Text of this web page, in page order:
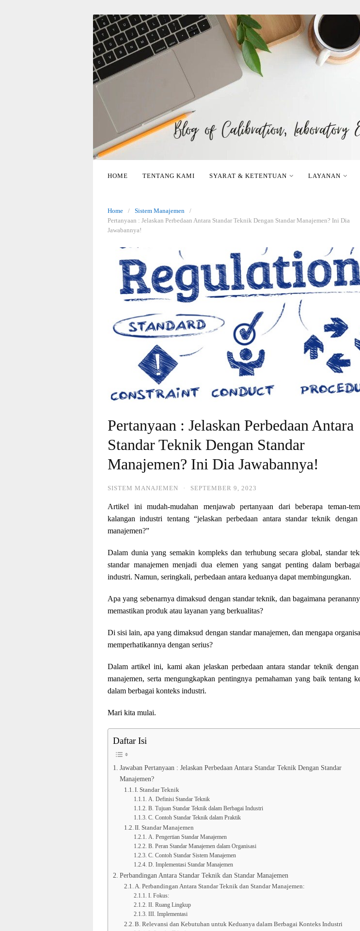
HOME TENTANG KAMI SYARAT & KETENTUAN LAYANAN
Home
Sistem Manajemen
Pertanyaan : Jelaskan Perbedaan Antara Standar Teknik Dengan Standar Manajemen? Ini Dia
Jawabannya!
Pertanyaan : Jelaskan Perbedaan Antara
Standar Teknik Dengan Standar
Manajemen? Ini Dia Jawabannya!
SISTEM MANAJEMEN · SEPTEMBER 9, 2023
Artikel ini mudah-mudahan menjawab pertanyaan dari beberapa teman-
kalangan industri tentang “jelaskan perbedaan antara standar teknik dengan
manajemen?”
Dalam dunia yang semakin kompleks dan terhubung secara global, standar
standar manajemen menjadi dua elemen yang sangat penting dalam
industri. Namun, seringkali, perbedaan antara keduanya dapat membingungkan.
Apa yang sebenarnya dimaksud dengan standar teknik, dan bagaimana
memastikan produk atau layanan yang berkualitas?
Di sisi lain, apa yang dimaksud dengan standar manajemen, dan mengapa
memperhatikannya dengan serius?
Dalam artikel ini, kami akan jelaskan perbedaan antara standar teknik dengan
manajemen, serta mengungkapkan pentingnya pemahaman yang baik tentang
dalam berbagai konteks industri.
Mari kita mulai.
Daftar Isi
Jawaban Pertanyaan : Jelaskan Perbedaan Antara Standar Teknik Dengan Standar
Manajemen?
I. Standar Teknik
A. Definisi Standar Teknik
B. Tujuan Standar Teknik dalam Berbagai Industri
C. Contoh Standar Teknik dalam Praktik
II. Standar Manajemen
A. Pengertian Standar Manajemen
B. Peran Standar Manajemen dalam Organisasi
C. Contoh Standar Sistem Manajemen
D. Implementasi Standar Manajemen
Perbandingan Antara Standar Teknik dan Standar Manajemen
A. Perbandingan Antara Standar Teknik dan Standar Manajemen:
I. Fokus:
II. Ruang Lingkup
III. Implementasi
B. Relevansi dan Kebutuhan untuk Keduanya dalam Berbagai Konteks Industri